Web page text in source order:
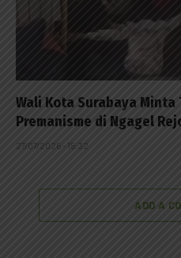
Wali Kota Surabaya Minta
Premanisme di Ngagel
27/07/2026 - 15:32
ADD A